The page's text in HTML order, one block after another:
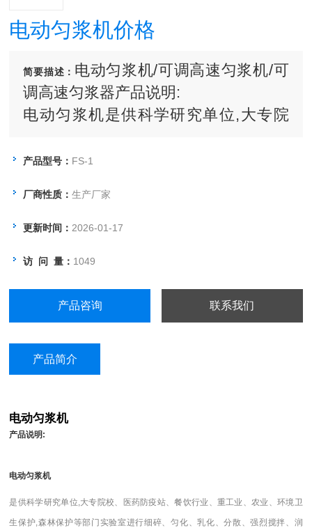
电动匀浆机价格
简要描述： 电动匀浆机/可调高速匀浆机/可
调高速匀浆器产品说明:
电动匀浆机是供科学研究单位,大专院
农业、环境卫生保护,森林保护等部门实
烈搅拌、润温、溶解有机物或无机物等
作用。
产品型号： FS-1
厂商性质：生产厂家
更新时间： 2026-01-17
访 问 量： 1049
产品咨询 联系我们
产品简介
电动匀浆机
产品说明:
电动匀浆机
是供科学研究单位,大专院校、医药防疫站、餐饮行业、重工业、农业、环境卫
生保护,森林保护等部门实验室进行细碎、匀化、乳化、分散、强烈搅拌、润